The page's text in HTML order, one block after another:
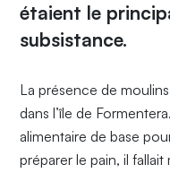
étaient le
subsistance.
La présence de
dans l’île de
alimentaire de base
préparer le pain, il